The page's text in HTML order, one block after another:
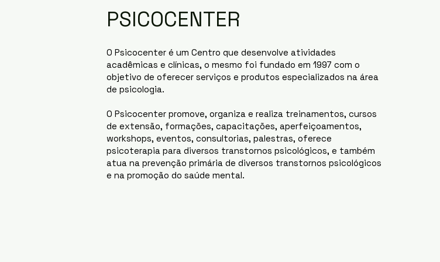
PSICOCENTER
O Psicocenter é um Centro que desenvolve atividades
acadêmicas e clínicas, o mesmo foi fundado em 1997 com o
objetivo de oferecer serviços e produtos especializados na área
de psicologia.
O Psicocenter promove, organiza e realiza treinamentos, cursos
de extensão, formações, capacitações, aperfeiçoamentos,
workshops, eventos, consultorias, palestras, oferece
psicoterapia para diversos transtornos psicológicos, e também
atua na prevenção primária de diversos transtornos psicológicos
e na promoção do saúde mental.